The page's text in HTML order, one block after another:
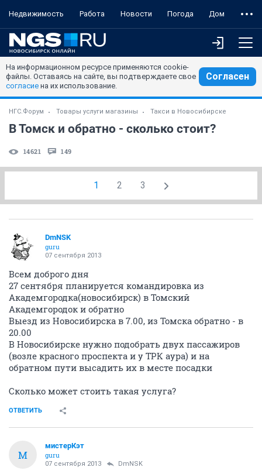
Недвижимость Работа Новости Погода Дом
На информационном ресурсе применяются cookie-
файлы. Оставаясь на сайте, вы подтверждаете свое
согласие на их использование.
Согласен
НГС.Форум Товары услуги магазины Такси в Новосибирске
В Томск и обратно - сколько стоит?
14621 149
1 2 3
DmNSK
guru
07 сентября 2013
Всем доброго дня
27 сентября планируется командировка из
Академгородка(новосибирск) в Томский
Академгородок и обратно
Выезд из Новосибирска в 7.00, из Томска обратно - в
20.00
В Новосибирске нужно подобрать двух пассажиров
(возле красного проспекта и у ТРК аура) и на
обратном пути высадить их в месте посадки
Сколько может стоить такая услуга?
ОТВЕТИТЬ
М
мистерКэт
guru
07 сентября 2013 DmNSK